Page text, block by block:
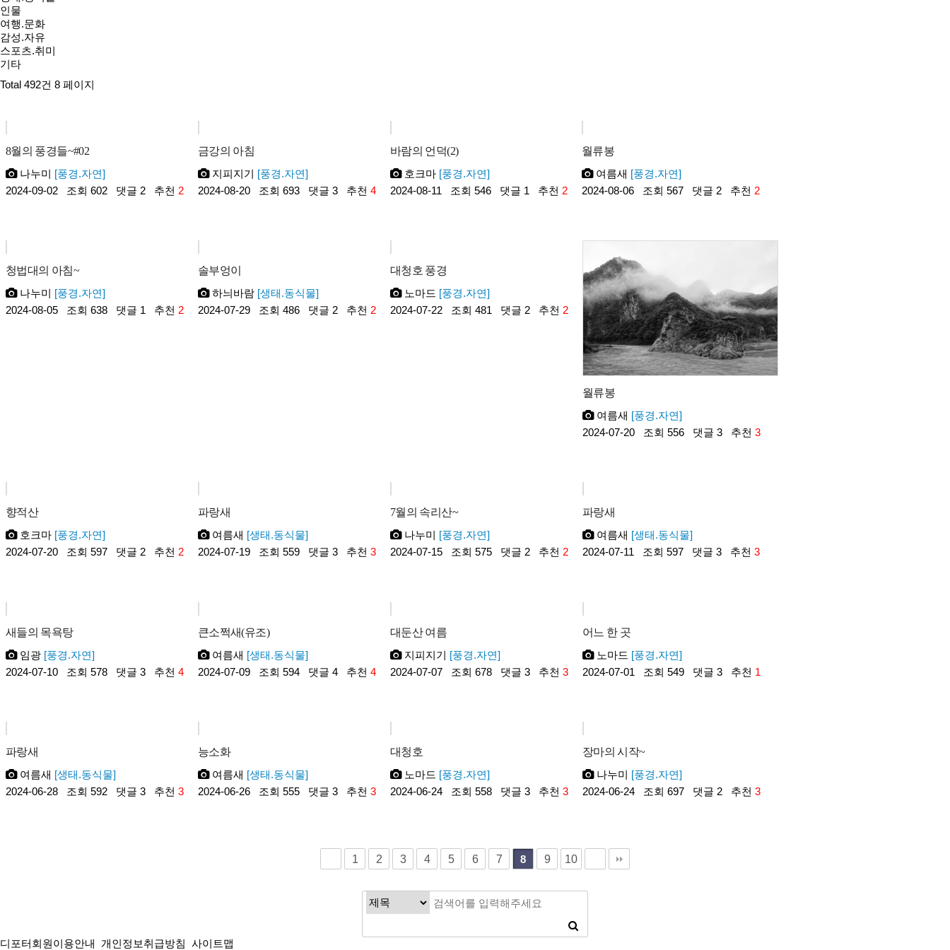
인물
여행.문화
감성.자유
스포츠.취미
기타
Total 492건 8 페이지
8월의 풍경들~#02
나누미 [풍경.자연]
2024-09-02
조회 602 댓글 2 추천 2
금강의 아침
지피지기 [풍경.자연]
2024-08-20
조회 693 댓글 3 추천 4
바람의 언덕(2)
호크마 [풍경.자연]
2024-08-11
조회 546 댓글 1 추천 2
월류봉
여름새 [풍경.자연]
2024-08-06
조회 567 댓글 2 추천 2
청법대의 아침~
나누미 [풍경.자연]
2024-08-05
조회 638 댓글 1 추천 2
솔부엉이
하늬바람 [생태.동식물]
2024-07-29
조회 486 댓글 2 추천 2
대청호 풍경
노마드 [풍경.자연]
2024-07-22
조회 481 댓글 2 추천 2
월류봉
여름새 [풍경.자연]
2024-07-20
조회 556 댓글 3 추천 3
향적산
호크마 [풍경.자연]
2024-07-20
조회 597 댓글 2 추천 2
파랑새
여름새 [생태.동식물]
2024-07-19
조회 559 댓글 3 추천 3
7월의 속리산~
나누미 [풍경.자연]
2024-07-15
조회 575 댓글 2 추천 2
파랑새
여름새 [생태.동식물]
2024-07-11
조회 597 댓글 3 추천 3
새들의 목욕탕
임광 [풍경.자연]
2024-07-10
조회 578 댓글 3 추천 4
큰소쩍새(유조)
여름새 [생태.동식물]
2024-07-09
조회 594 댓글 4 추천 4
대둔산 여름
지피지기 [풍경.자연]
2024-07-07
조회 678 댓글 3 추천 3
어느 한 곳
노마드 [풍경.자연]
2024-07-01
조회 549 댓글 3 추천 1
파랑새
여름새 [생태.동식물]
2024-06-28
조회 592 댓글 3 추천 3
능소화
여름새 [생태.동식물]
2024-06-26
조회 555 댓글 3 추천 3
대청호
노마드 [풍경.자연]
2024-06-24
조회 558 댓글 3 추천 3
장마의 시작~
나누미 [풍경.자연]
2024-06-24
조회 697 댓글 2 추천 3
1 2 3 4 5 6 7 8 9 10
디포터회원이용안내 개인정보취급방침 사이트맵